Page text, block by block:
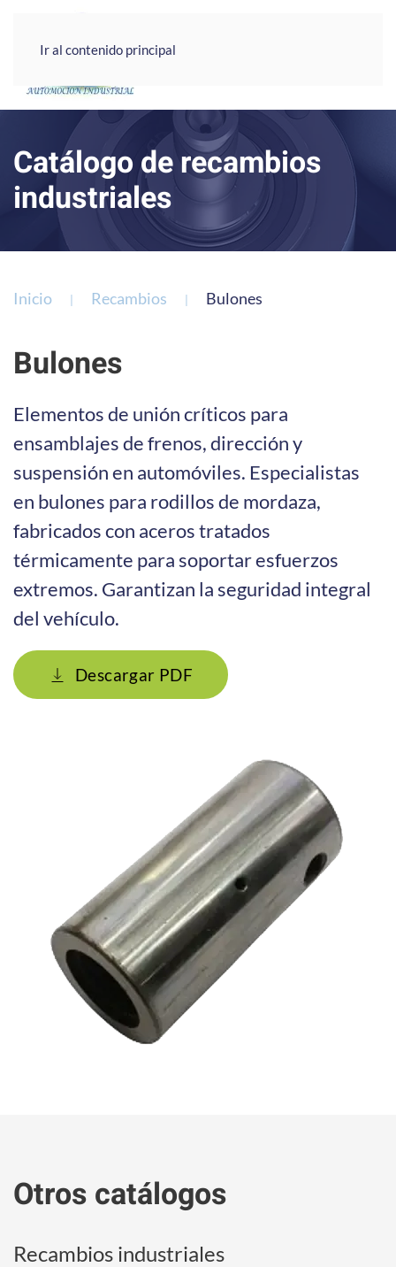
Ir al contenido principal
Catálogo de recambios
industriales
Inicio Recambios Bulones
Bulones
Elementos de unión críticos para
ensamblajes de frenos, dirección y
suspensión en automóviles. Especialistas
en bulones para rodillos de mordaza,
fabricados con aceros tratados
térmicamente para soportar esfuerzos
extremos. Garantizan la seguridad integral
del vehículo.
Descargar PDF
Otros catálogos
Recambios industriales